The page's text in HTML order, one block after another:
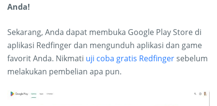
Anda!
Sekarang, Anda dapat membuka Google Play Store di
aplikasi Redfinger dan mengunduh aplikasi dan game
favorit Anda. Nikmati uji coba gratis Redfinger sebelum
melakukan pembelian apa pun.